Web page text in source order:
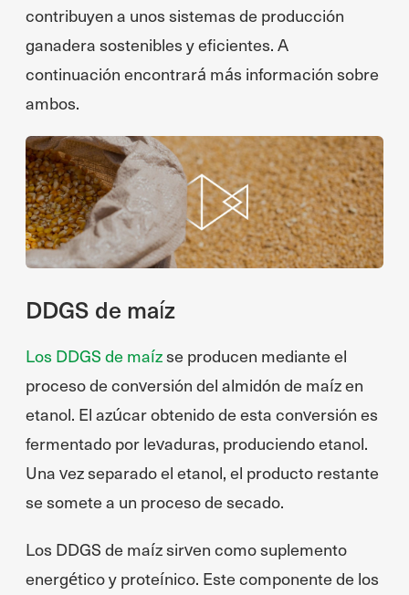
contribuyen a unos sistemas de producción
ganadera sostenibles y eficientes. A
continuación encontrará más información sobre
ambos.
DDGS de maíz
Los DDGS de maízse producen mediante el
proceso de conversión del almidón de maíz en
etanol. El azúcar obtenido de esta conversión es
fermentado por levaduras, produciendo etanol.
Una vez separado el etanol, el producto restante
se somete a un proceso de secado.
Los DDGS de maíz sirven como suplemento
energético y proteínico. Este componente de los